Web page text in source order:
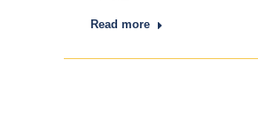
Read more